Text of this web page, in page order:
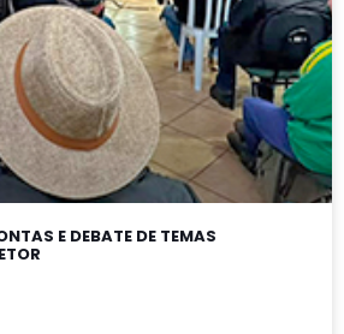
E DEBATE DE TEMAS